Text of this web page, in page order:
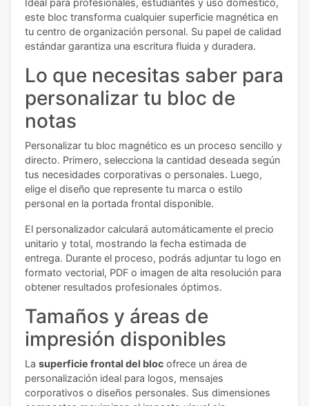
Ideal para profesionales, estudiantes y uso doméstico,
este bloc transforma cualquier superficie magnética en
tu centro de organización personal. Su papel de calidad
estándar garantiza una escritura fluida y duradera.
Lo que necesitas saber para
personalizar tu bloc de
notas
Personalizar tu bloc magnético es un proceso sencillo y
directo. Primero, selecciona la cantidad deseada según
tus necesidades corporativas o personales. Luego,
elige el diseño que represente tu marca o estilo
personal en la portada frontal disponible.
El personalizador calculará automáticamente el precio
unitario y total, mostrando la fecha estimada de
entrega. Durante el proceso, podrás adjuntar tu logo en
formato vectorial, PDF o imagen de alta resolución para
obtener resultados profesionales óptimos.
Tamaños y áreas de
impresión disponibles
La superficie frontal del bloc ofrece un área de
personalización ideal para logos, mensajes
corporativos o diseños personales. Sus dimensiones